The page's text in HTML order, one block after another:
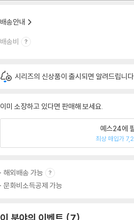
배송안내
배송비
시리즈의 신상품이 출시되면 알려드립니
이미 소장하고 있다면 판매해 보세요.
예스24에
최상 매입가
해외배송 가능
문화비소득공제 가능